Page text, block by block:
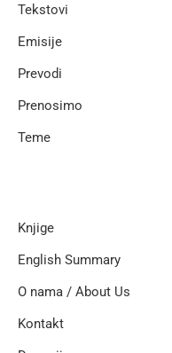
Tekstovi
Emisije
Prevodi
Prenosimo
Teme
Knjige
English Summary
O nama / About Us
Kontakt